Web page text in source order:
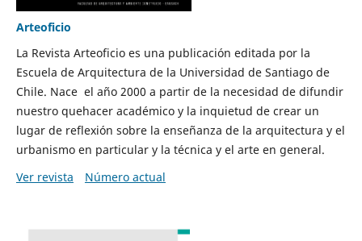
Arteoficio
La Revista Arteoficio es una publicación editada por la
Escuela de Arquitectura de la Universidad de Santiago de
Chile. Nace el año 2000 a partir de la necesidad de difundir
nuestro quehacer académico y la inquietud de crear un
lugar de reflexión sobre la enseñanza de la arquitectura y el
urbanismo en particular y la técnica y el arte en general.
Ver revista
Número actual